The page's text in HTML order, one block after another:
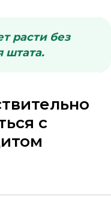
расти без
штата.
с